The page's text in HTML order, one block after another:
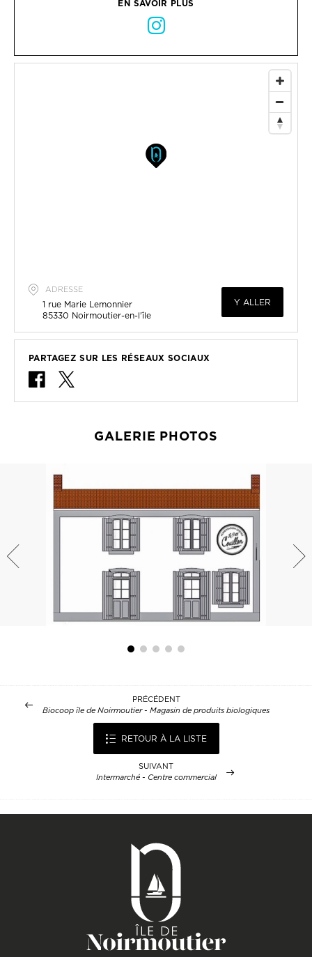
EN SAVOIR PLUS
ADRESSE
1 rue Marie Lemonnier
85330 Noirmoutier-en-l'île
Y ALLER
PARTAGEZ SUR LES RÉSEAUX SOCIAUX
GALERIE PHOTOS
PRÉCÉDENT
Biocoop île de Noirmoutier - Magasin de produits biologiques
RETOUR À LA LISTE
SUIVANT
Intermarché - Centre commercial